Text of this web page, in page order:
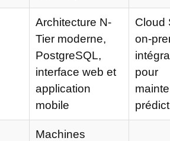
Architecture N-
Tier moderne,
PostgreSQL,
interface web et
application
mobile
Cloud
on-
pour
Machines